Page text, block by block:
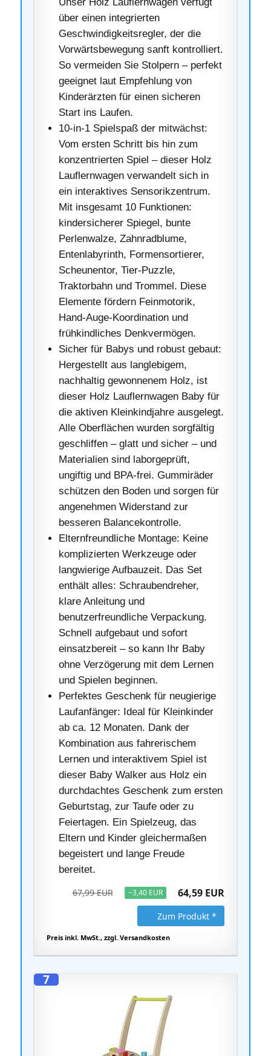
über einen integrierten
Geschwindigkeitsregler, der die
Vorwärtsbewegung sanft kontrolliert.
So vermeiden Sie Stolpern – perfekt
geeignet laut Empfehlung von
Kinderärzten für einen sicheren
Start ins Laufen.
10-in-1 Spielspaß der mitwächst:
Vom ersten Schritt bis hin zum
konzentrierten Spiel – dieser Holz
Lauflernwagen verwandelt sich in
ein interaktives Sensorikzentrum.
Mit insgesamt 10 Funktionen:
kindersicherer Spiegel, bunte
Perlenwalze, Zahnradblume,
Entenlabyrinth, Formensortierer,
Scheunentor, Tier-Puzzle,
Traktorbahn und Trommel. Diese
Elemente fördern Feinmotorik,
Hand-Auge-Koordination und
frühkindliches Denkvermögen.
Sicher für Babys und robust gebaut:
Hergestellt aus langlebigem,
nachhaltig gewonnenem Holz, ist
dieser Holz Lauflernwagen Baby für
die aktiven Kleinkindjahre ausgelegt.
Alle Oberflächen wurden sorgfältig
geschliffen – glatt und sicher – und
Materialien sind laborgeprüft,
ungiftig und BPA‑frei. Gummiräder
schützen den Boden und sorgen für
angenehmen Widerstand zur
besseren Balancekontrolle.
Elternfreundliche Montage: Keine
komplizierten Werkzeuge oder
langwierige Aufbauzeit. Das Set
enthält alles: Schraubendreher,
klare Anleitung und
benutzerfreundliche Verpackung.
Schnell aufgebaut und sofort
einsatzbereit – so kann Ihr Baby
ohne Verzögerung mit dem Lernen
und Spielen beginnen.
Perfektes Geschenk für neugierige
Laufanfänger: Ideal für Kleinkinder
ab ca. 12 Monaten. Dank der
Kombination aus fahrerischem
Lernen und interaktivem Spiel ist
dieser Baby Walker aus Holz ein
durchdachtes Geschenk zum ersten
Geburtstag, zur Taufe oder zu
Feiertagen. Ein Spielzeug, das
Eltern und Kinder gleichermaßen
begeistert und lange Freude
bereitet.
67,99 EUR −3,40 EUR 64,59 EUR
Zum Produkt *
Preis inkl. MwSt., zzgl. Versandkosten
7